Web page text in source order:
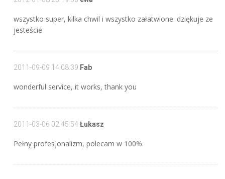
wszystko super, kilka chwil i wszystko załatwione. dziękuje ze
jesteście
2011-09-09 14:08:39 Fab
wonderful service, it works, thank you
2011-03-06 02:45:54Łukasz
Pełny profesjonalizm, polecam w 100%.